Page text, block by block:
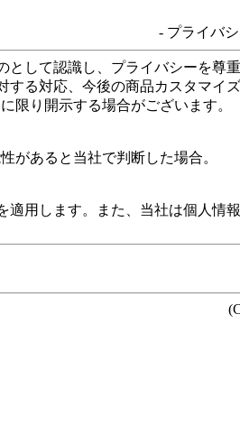
- プライバ
して認識し、プライバシーを尊
る対応、今後の商品カスタマ
限り開示する場合がございます。
があると当社で判断した場合。
用します。また、当社は個人情